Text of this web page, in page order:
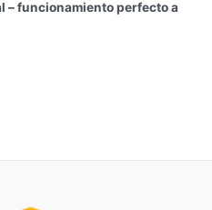
– funcionamiento perfecto a